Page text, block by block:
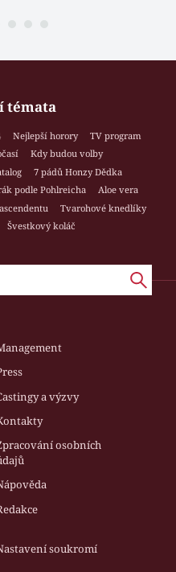
témata
Nejlepší horory
TV program
Kdy budou volby
7 pádů Honzy Dědka
podle Pohlreicha
Aloe vera
Tvarohové knedlíky
Švestkový koláč
a výzvy
osobních
soukromí